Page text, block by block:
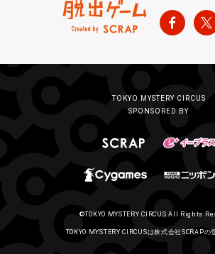
TOKYO MYSTERY CIRCUS
SPONSORED BY
©TOKYO MYSTERY CIRCUS All Rights
TOKYO MYSTERY CIRCUSは株式会社SCRAPの